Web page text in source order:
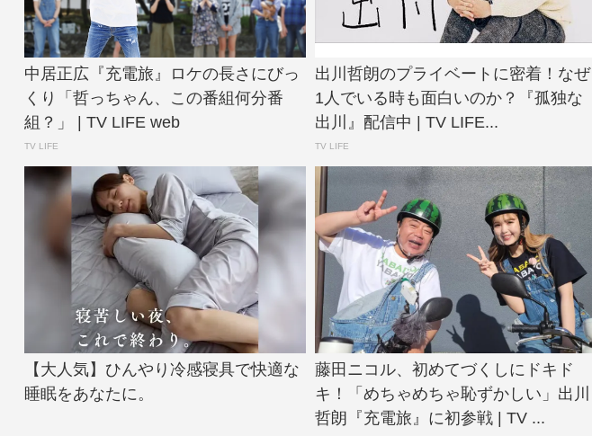
中居正広『充電旅』ロケの長さにびっ
くり「哲っちゃん、この番組何分番
組？」 | TV LIFE web
TV LIFE
出川哲朗のプライベートに密着！なぜ
1人でいる時も面白いのか？『孤独な
出川』配信中 | TV LIFE...
TV LIFE
【大人気】ひんやり冷感寝具で快適な
睡眠をあなたに。
藤田ニコル、初めてづくしにドキド
キ！「めちゃめちゃ恥ずかしい」出川
哲朗『充電旅』に初参戦 | TV ...